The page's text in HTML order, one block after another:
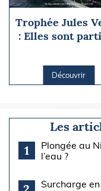
Trophée Jules
: Elles sont
Découvrir
Les
1
Plongée au
l’eau ?
Surcharge